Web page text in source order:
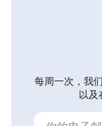
每周一次，我
以及